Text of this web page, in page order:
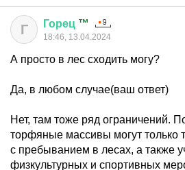
Г Горец ™
18:46, 13.04.2024
А просто в лес сходить могу?
Да, в любом случае(ваш ответ)
Нет, там тоже ряд ограничений.
торфяные массивы могут только
с пребыванием в лесах, а также
физкультурных и спортивных